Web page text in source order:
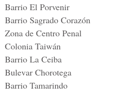
Barrio El Porvenir
Barrio Sagrado Corazón
Zona de Centro Penal
Colonia Taiwán
Barrio La Ceiba
Bulevar Chorotega
Barrio Tamarindo